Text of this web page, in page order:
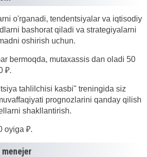
o'rganadi, tendentsiyalar va iqtisodiy
bashorat qiladi va strategiyalarni
oshirish uchun.
bermoqda, mutaxassis dan oladi 50
₽.
tahlilchisi kasbi" treningida siz
prognozlarini qanday qilish
shakllantirish.
oyiga ₽.